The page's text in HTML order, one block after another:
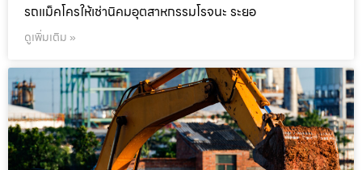
รถแม็คโครให้เช่านิคมอุตสาหกรรมโรจนะ ระยอ
ดูเพิ่มเติม »